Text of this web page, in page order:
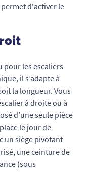
d'activer le
pour les escaliers
il s’adapte à
la longueur. Vous
à droite ou à
d’une seule pièce
le jour de
un siège pivotant
une ceinture de
(sous